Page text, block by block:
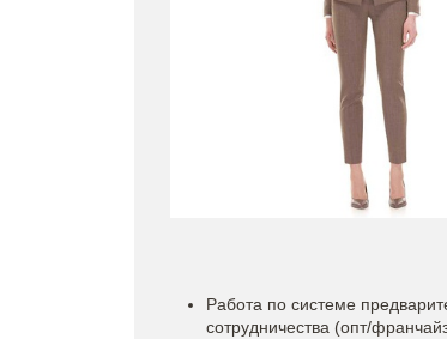
Работа по системе
сотрудничества (опт/